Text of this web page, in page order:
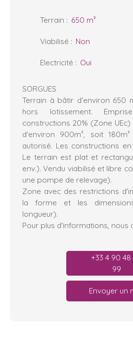
Terrain : 650 m²
Viabilisé : Non
Electricité : Oui
SORGUES
Terrain à bâtir d'environ 650
hors lotissement.
constructions 20% (Zone
d'environ 900m², soit
autorisé. Les constructions
Le terrain est plat et
env.). Vendu viabilisé et libre
une pompe de relevage).
Zone avec des restrictions
la forme et les
longueur).
Pour plus d'informations, nous
+33 4 90
99
Envoyer un